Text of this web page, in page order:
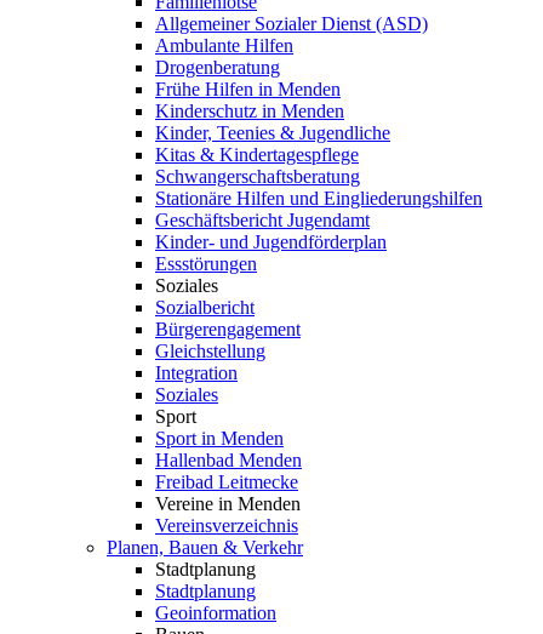
Allgemeiner Sozialer Dienst (ASD)
Ambulante Hilfen
Drogenberatung
Frühe Hilfen in Menden
Kinderschutz in Menden
Kinder, Teenies & Jugendliche
Kitas & Kindertagespflege
Schwangerschaftsberatung
Stationäre Hilfen und Eingliederungshilfen
Geschäftsbericht Jugendamt
Kinder- und Jugendförderplan
Essstörungen
Soziales
Sozialbericht
Bürgerengagement
Gleichstellung
Integration
Soziales
Sport
Sport in Menden
Hallenbad Menden
Freibad Leitmecke
Vereine in Menden
Vereinsverzeichnis
Planen, Bauen & Verkehr
Stadtplanung
Stadtplanung
Geoinformation